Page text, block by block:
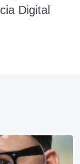
Digital